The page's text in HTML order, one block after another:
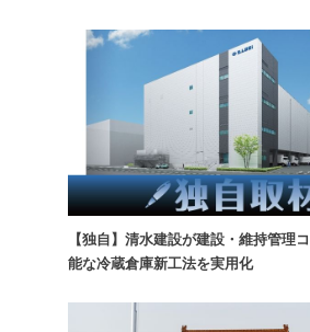
【独自】清水建設が建設・維持管理
能な冷蔵倉庫新工法を実用化